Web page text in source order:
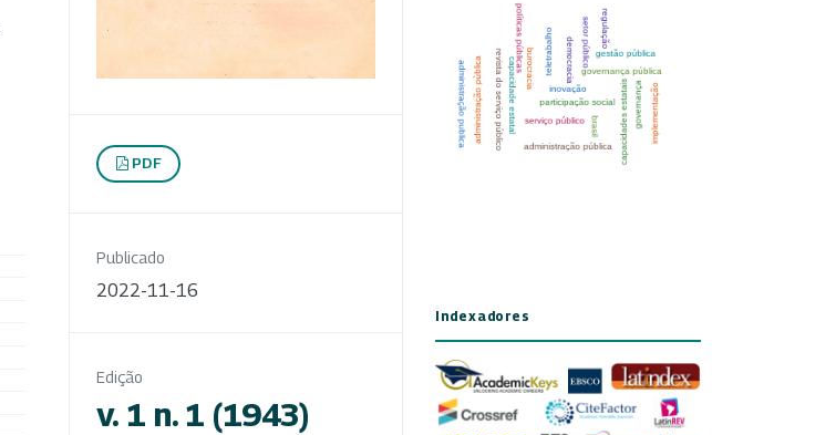
PDF
Publicado
2022-11-16
Edição
v. 1 n. 1 (1943)
Indexadores